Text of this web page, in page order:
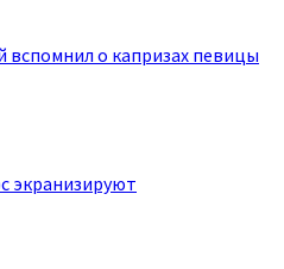
вспомнил о капризах певицы
экранизируют